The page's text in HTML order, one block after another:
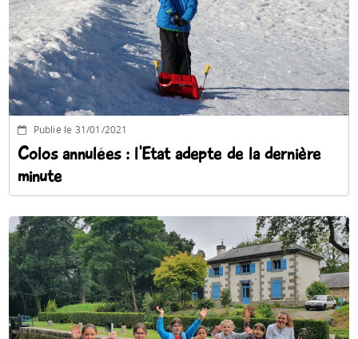
Publié le 31/01/2021
Colos annulées : l'Etat adepte de la dernière
minute